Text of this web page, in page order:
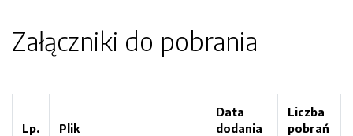
Załączniki do pobrania
Lp. Plik
Data
dodania
Liczba
pobrań